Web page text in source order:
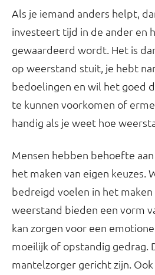
Als je iemand anders helpt,
investeert tijd in de ander en
gewaardeerd wordt. Het is
op weerstand stuit, je hebt
bedoelingen en wil het goed
te kunnen voorkomen of
handig als je weet hoe
Mensen hebben behoefte
het maken van eigen keuzes.
bedreigd voelen in het maken
weerstand bieden een vorm
kan zorgen voor een
moeilijk of opstandig gedrag.
mantelzorger gericht zijn. Ook